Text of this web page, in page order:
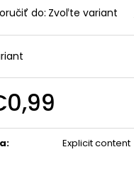
do: Zvoľte variant
: Explicit content